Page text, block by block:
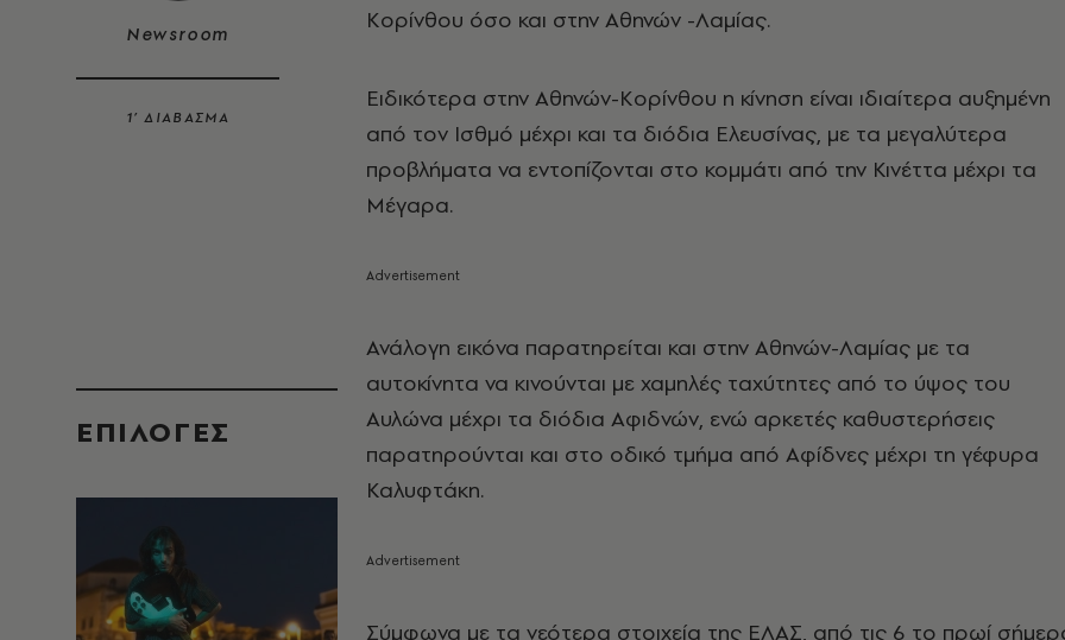
Newsroom
1’ ΔΙΑΒΑΣΜΑ
EΠΙΛΟΓΈΣ
Κορίνθου όσο και στην Αθηνών -Λαμίας.
Ειδικότερα στην Αθηνών-Κορίνθου η κίνηση είναι ιδιαίτερα αυξημένη
από τον Ισθμό μέχρι και τα διόδια Ελευσίνας, με τα μεγαλύτερα
προβλήματα να εντοπίζονται στο κομμάτι από την Κινέττα μέχρι τα
Μέγαρα.
Ανάλογη εικόνα παρατηρείται και στην Αθηνών-Λαμίας με τα
αυτοκίνητα να κινούνται με χαμηλές ταχύτητες από το ύψος του
Αυλώνα μέχρι τα διόδια Αφιδνών, ενώ αρκετές καθυστερήσεις
παρατηρούνται και στο οδικό τμήμα από Αφίδνες μέχρι τη γέφυρα
Καλυφτάκη.
Σύμφωνα με τα νεότερα στοιχεία της ΕΛΑΣ, από τις 6 το πρωί